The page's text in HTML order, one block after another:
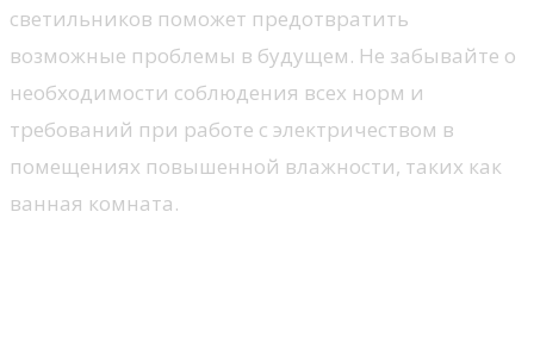
светильников поможет предотвратить
возможные проблемы в будущем. Не забывайте о
необходимости соблюдения всех норм и
требований при работе с электричеством в
помещениях повышенной влажности, таких как
ванная комната.